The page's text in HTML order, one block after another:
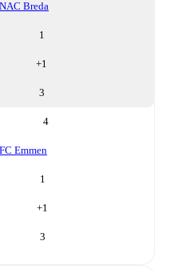
NAC Breda
1
+1
3
4
FC Emmen
1
+1
3